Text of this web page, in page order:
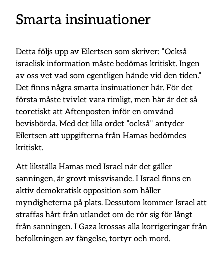
Smarta insinuationer
Detta följs upp av Eilertsen som skriver: ”Också
israelisk information måste bedömas kritiskt. Ingen
av oss vet vad som egentligen hände vid den tiden.”
Det finns några smarta insinuationer här. För det
första måste tvivlet vara rimligt, men här är det så
teoretiskt att Aftenposten inför en omvänd
bevisbörda. Med det lilla ordet ”också” antyder
Eilertsen att uppgifterna från Hamas bedömdes
kritiskt.
Att likställa Hamas med Israel när det gäller
sanningen, är grovt missvisande. I Israel finns en
aktiv demokratisk opposition som håller
myndigheterna på plats. Dessutom kommer Israel att
straffas hårt från utlandet om de rör sig för långt
från sanningen. I Gaza krossas alla korrigeringar från
befolkningen av fängelse, tortyr och mord.